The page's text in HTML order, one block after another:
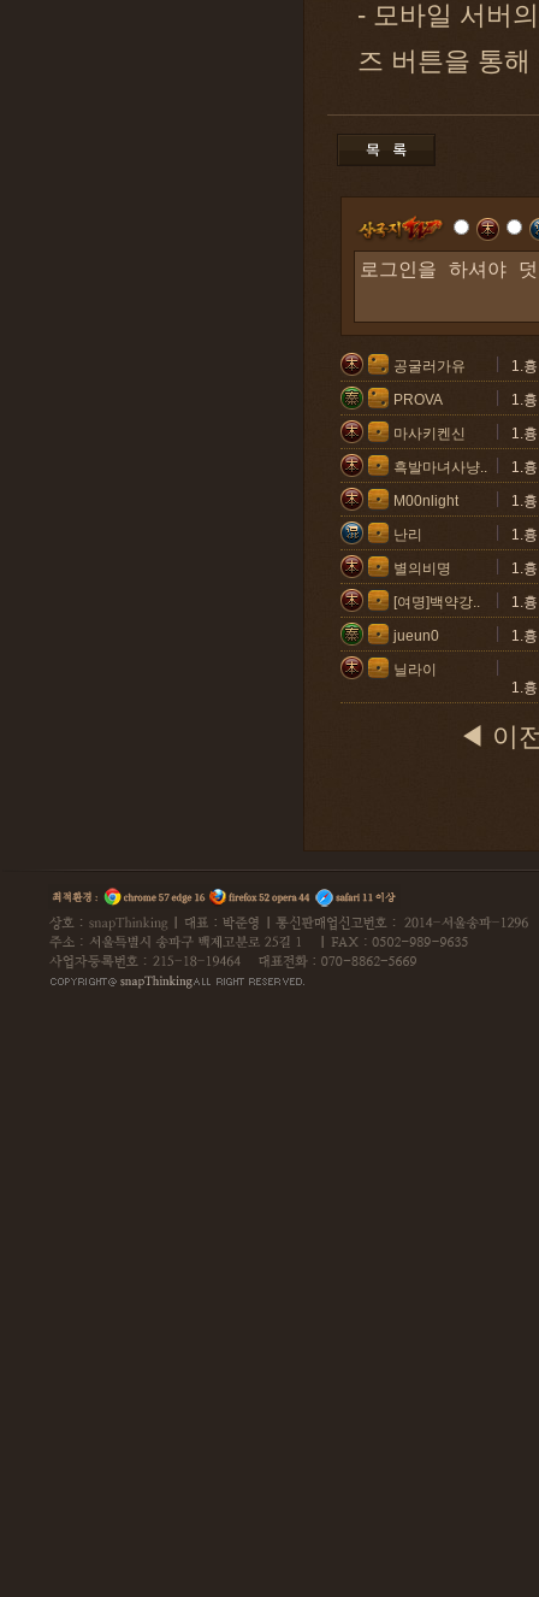
- 모바일 서버
즈 버튼을 통
공굴러가유
1.
PROVA
1.
마사키켄신
1.
흑발마녀사냥..
1.
M00nlight
1.
난리
1.
별의비명
1.
[여명]백약강..
1.
jueun0
1.
닐라이
1.
◀ 이